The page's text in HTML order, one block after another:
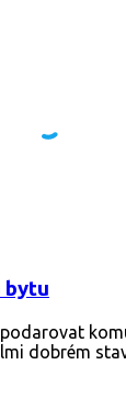
bytu
dobrém